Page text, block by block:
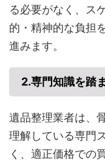
る必要がなく、ス
的・精神的な負担
進みます。
2.専門知識を踏
遺品整理業者は、
理解している専門
く、適正価格での